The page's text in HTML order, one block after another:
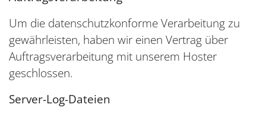
Um die datenschutzkonforme Verarbeitung zu
gewährleisten, haben wir einen Vertrag über
Auftragsverarbeitung mit unserem Hoster
geschlossen.
Server-Log-Dateien